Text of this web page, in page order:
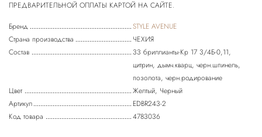
Бренд
STYLE AVENUE
Страна производства
ЧЕХИЯ
Состав
33 бриллианты-Кр 17 3/4Б-0,11,
цитрин, дымч.кварц, черн.шпинель,
позолота, черн.родирование
Цвет
Желтый, Черный
Артикул
EDBR243-2
Код товара
4783036